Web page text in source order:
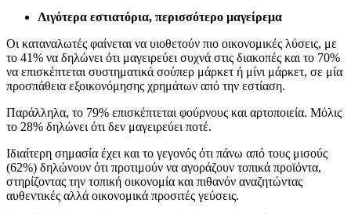
Λιγότερα εστιατόρια, περισσότερο μαγείρεμα
Οι καταναλωτές φαίνεται να υιοθετούν πιο οικονομικές λύσεις, με
το 41% να δηλώνει ότι μαγειρεύει συχνά στις διακοπές και το 70%
να επισκέπτεται συστηματικά σούπερ μάρκετ ή μίνι μάρκετ, σε μία
προσπάθεια εξοικονόμησης χρημάτων από την εστίαση.
Παράλληλα, το 79% επισκέπτεται φούρνους και αρτοποιεία. Μόλις
το 28% δηλώνει ότι δεν μαγειρεύει ποτέ.
Ιδιαίτερη σημασία έχει και το γεγονός ότι πάνω από τους μισούς
(62%) δηλώνουν ότι προτιμούν να αγοράζουν τοπικά προϊόντα,
στηρίζοντας την τοπική οικονομία και πιθανόν αναζητώντας
αυθεντικές αλλά οικονομικά προσιτές γεύσεις.